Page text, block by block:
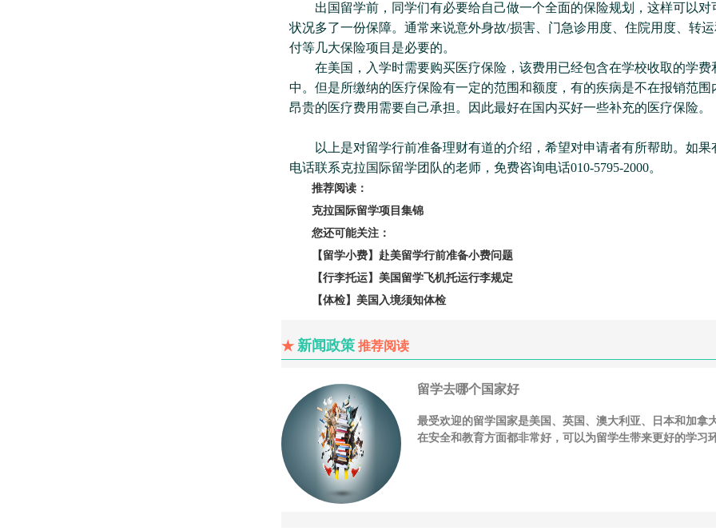
出国留学前，同学们有必要给自己做一个全面的保险规划，这样可以对
状况多了一份保障。通常来说意外身故/损害、门急诊用度、住院用度、转
付等几大保险项目是必要的。
在美国，入学时需要购买医疗保险，该费用已经包含在学校收取的学费
中。但是所缴纳的医疗保险有一定的范围和额度，有的疾病是不在报销范围
昂贵的医疗费用需要自己承担。因此最好在国内买好一些补充的医疗保险。
以上是对留学行前准备理财有道的介绍，希望对申请者有所帮助。如果
电话联系克拉国际留学团队的老师，免费咨询电话010-5795-2000。
推荐阅读：
克拉国际留学项目集锦
您还可能关注：
【留学小费】赴美留学行前准备小费问题
【行李托运】美国留学飞机托运行李规定
【体检】美国入境须知体检
★ 新闻政策 推荐阅读
留学去哪个国家好
最受欢迎的留学国家是美国、英国、澳大利亚、日本和加拿
在安全和教育方面都非常好，可以为留学生带来更好的学习